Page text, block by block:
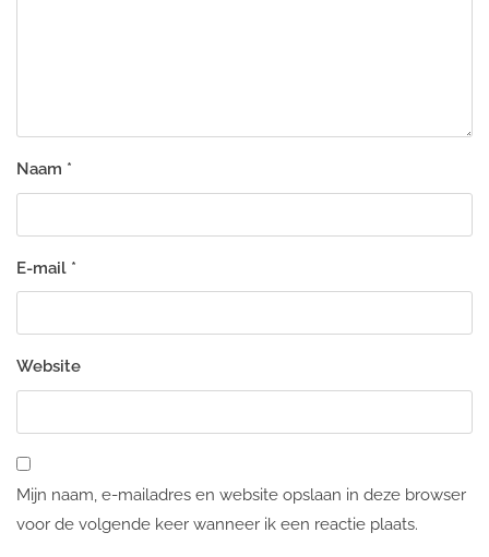
Naam *
E-mail *
Website
Mijn naam, e-mailadres en website opslaan in deze browser
voor de volgende keer wanneer ik een reactie plaats.